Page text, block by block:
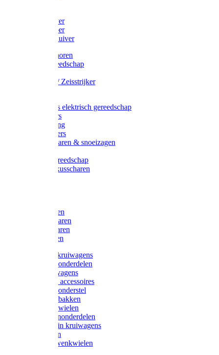
Mestschuiver
Mestschraper
Sneeuwschuiver
Zeis toebehoren
Baggergereedschap
Wetstenen / Zeisstrijker
Accessoires elektrisch gereedschap
Grasmaaiers
Tuinreiniging
Robotmaaiers
Heggenscharen & snoeizagen
Klussen gereedschap
Gras & buxusscharen
Snoeischaren
Heggenscharen
Takkenscharen
Snoeimessen
Landbouwkruiwagens
Kruiwagenonderdelen
Bouwkruiwagens
Kruiwagen accessoires
Kruiwagenonderstel
Kruiwagenbakken
Kruiwagenwielen
Steekwagenonderdelen
Huis en Tuin kruiwagens
Steekwagen
Bok- en Zwenkwielen